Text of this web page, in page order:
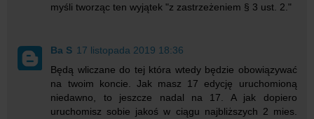
myśli tworząc ten wyjątek "z zastrzeżeniem § 3 ust. 2."
Ba S 17 listopada 2019 18:36
Będą wliczane do tej która wtedy będzie obowiązywać
na twoim koncie. Jak masz 17 edycję uruchomioną
niedawno, to jeszcze nadal na 17. A jak dopiero
uruchomisz sobie jakoś w ciągu najbliższych 2 mies.